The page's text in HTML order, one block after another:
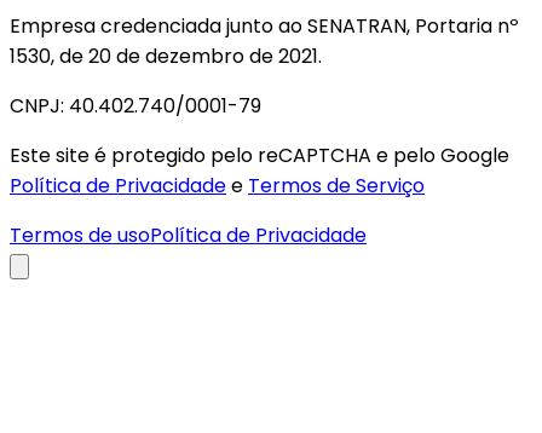
Empresa credenciada junto ao SENATRAN, Portaria nº
1530, de 20 de dezembro de 2021.
CNPJ: 40.402.740/0001-79
Este site é protegido pelo reCAPTCHA e pelo Google
Política de Privacidadee Termos de Serviço
Termos de usoPolítica de Privacidade